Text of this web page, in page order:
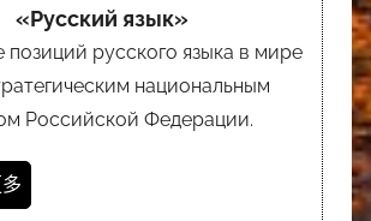
«Русский язык»
позиций русского языка в мире
национальным
Российской Федерации.